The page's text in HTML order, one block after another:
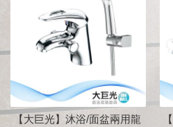
【大巨光】沐浴/面盆兩用龍